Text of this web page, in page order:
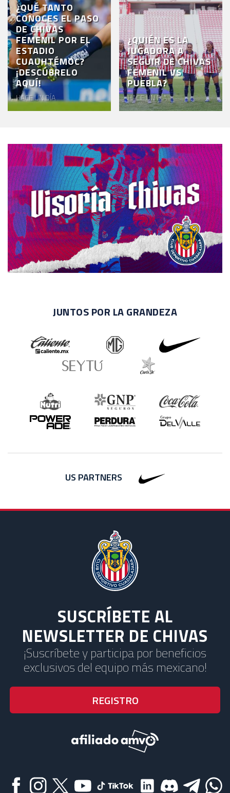
¿QUÉ TANTO
CONOCES EL PASO
DE CHIVAS
FEMENIL POR EL
ESTADIO
CUAUHTÉMOC?
¡DESCÚBRELO
AQUÍ!
HACE UN DÍA
¿QUIÉN ES LA
JUGADORA A
SEGUIR DE CHIVAS
FEMENIL VS
PUEBLA?
HACE UN DÍA
JUNTOS POR LA GRANDEZA
US PARTNERS
SUSCRÍBETE AL
NEWSLETTER DE CHIVAS
¡Suscríbete y participa por beneficios
exclusivos del equipo más mexicano!